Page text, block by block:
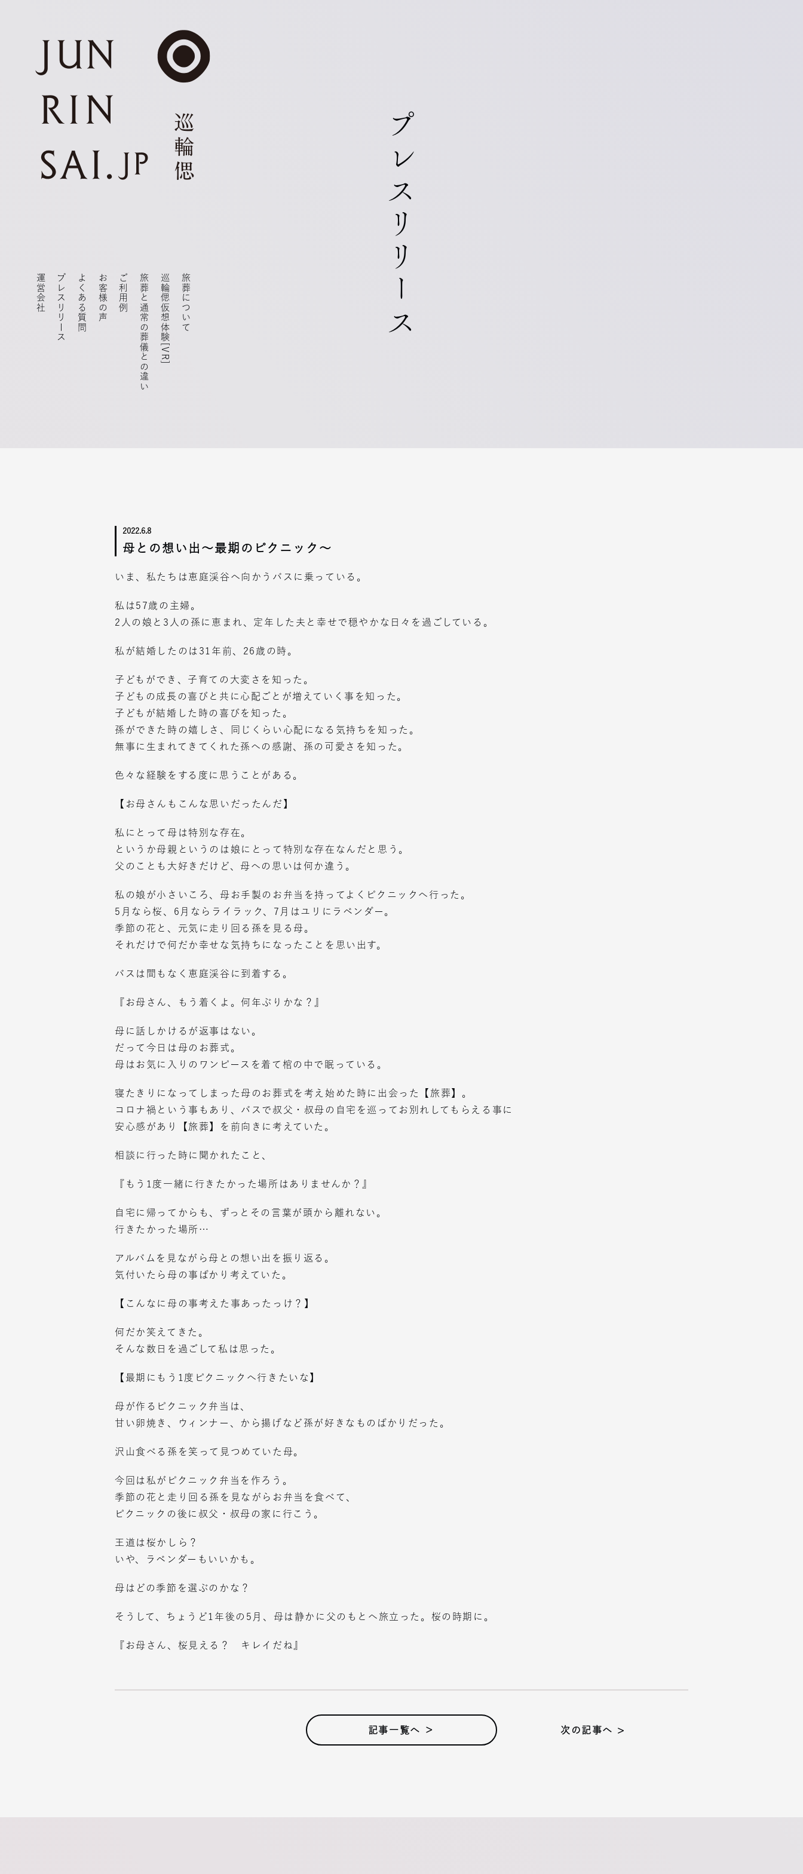
旅葬について
巡輪偲仮想体験[VR]
旅葬と通常の葬儀との違い
ご利用例
お客様の声
よくある質問
プレスリリース
運営会社 プレスリリース
2022.6.8
母との想い出～最期のピクニック～
いま、私たちは恵庭渓谷へ向かうバスに乗っている。
私は57歳の主婦。
2人の娘と3人の孫に恵まれ、定年した夫と幸せで穏やかな日々を過ごしている。
私が結婚したのは31年前、26歳の時。
子どもができ、子育ての大変さを知った。
子どもの成長の喜びと共に心配ごとが増えていく事を知った。
子どもが結婚した時の喜びを知った。
孫ができた時の嬉しさ、同じくらい心配になる気持ちを知った。
無事に生まれてきてくれた孫への感謝、孫の可愛さを知った。
色々な経験をする度に思うことがある。
【お母さんもこんな思いだったんだ】
私にとって母は特別な存在。
というか母親というのは娘にとって特別な存在なんだと思う。
父のことも大好きだけど、母への思いは何か違う。
私の娘が小さいころ、母お手製のお弁当を持ってよくピクニックへ行った。
5月なら桜、6月ならライラック、7月はユリにラベンダー。
季節の花と、元気に走り回る孫を見る母。
それだけで何だか幸せな気持ちになったことを思い出す。
バスは間もなく恵庭渓谷に到着する。
『お母さん、もう着くよ。何年ぶりかな？』
母に話しかけるが返事はない。
だって今日は母のお葬式。
母はお気に入りのワンピースを着て棺の中で眠っている。
寝たきりになってしまった母のお葬式を考え始めた時に出会った【旅葬】。
コロナ禍という事もあり、バスで叔父・叔母の自宅を巡ってお別れしてもらえる事に
安心感があり【旅葬】を前向きに考えていた。
相談に行った時に聞かれたこと、
『もう1度一緒に行きたかった場所はありませんか？』
自宅に帰ってからも、ずっとその言葉が頭から離れない。
行きたかった場所…
アルバムを見ながら母との想い出を振り返る。
気付いたら母の事ばかり考えていた。
【こんなに母の事考えた事あったっけ？】
何だか笑えてきた。
そんな数日を過ごして私は思った。
【最期にもう1度ピクニックへ行きたいな】
母が作るピクニック弁当は、
甘い卵焼き、ウィンナー、から揚げなど孫が好きなものばかりだった。
沢山食べる孫を笑って見つめていた母。
今回は私がピクニック弁当を作ろう。
季節の花と走り回る孫を見ながらお弁当を食べて、
ピクニックの後に叔父・叔母の家に行こう。
王道は桜かしら？
いや、ラベンダーもいいかも。
母はどの季節を選ぶのかな？
そうして、ちょうど1年後の5月、母は静かに父のもとへ旅立った。桜の時期に。
『お母さん、桜見える？ キレイだね』
記事一覧へ ＞ 次の記事へ >